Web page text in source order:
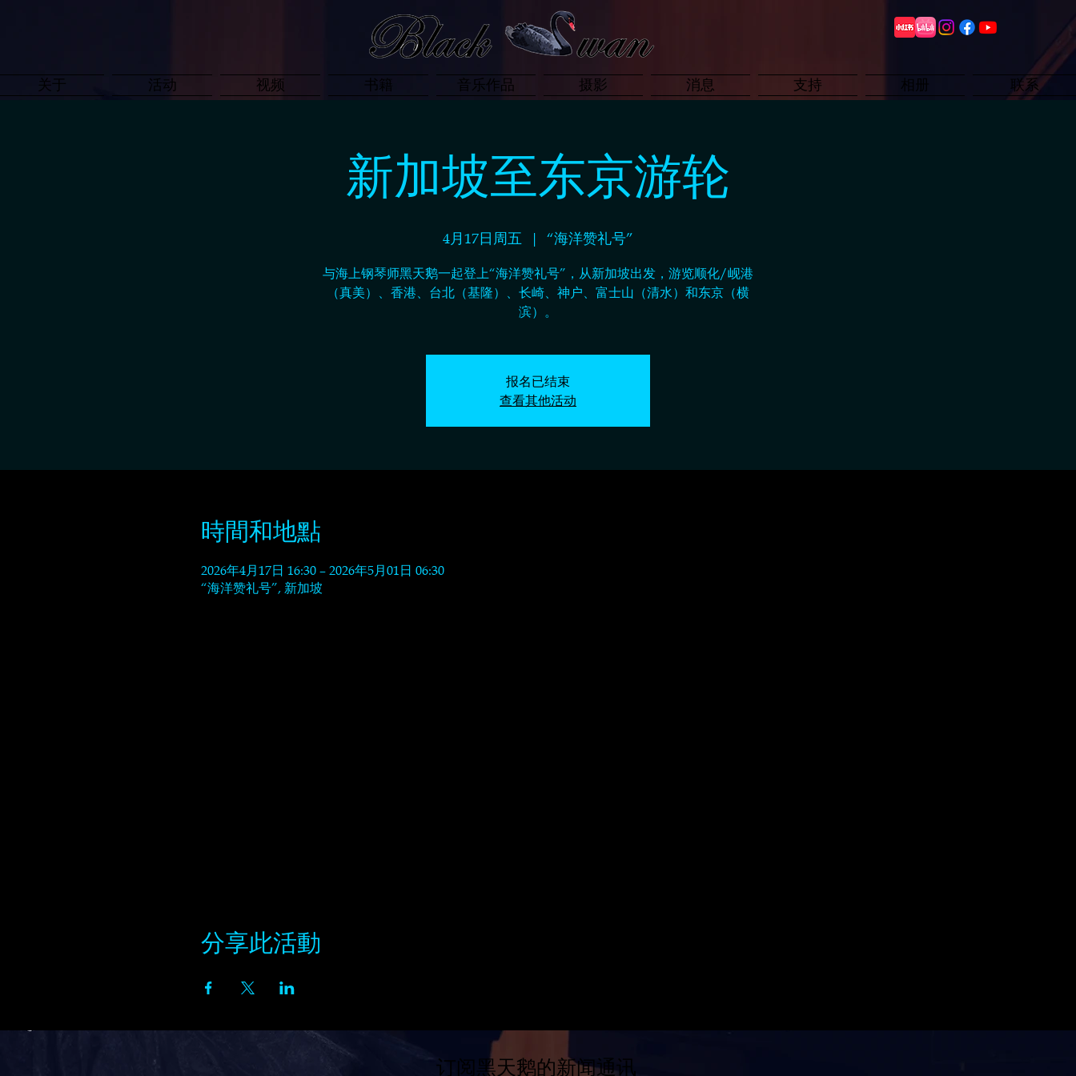
关于 活动 视频 书籍 音乐作品 摄影 消息 支持 相册 联系
新加坡至东京游轮
4月17日周五
  |
“海洋赞礼号”
与海上钢琴师黑天鹅一起登上“海洋赞礼号”，从新加坡出发，游览顺化/岘港
（真美）、香港、台北（基隆）、长崎、神户、富士山（清水）和东京（横
滨）。
报名已结束
查看其他活动
時間和地點
2026年4月17日 16:30 – 2026年5月01日 06:30
“海洋赞礼号”, 新加坡
分享此活動
订阅黑天鹅的新闻通讯